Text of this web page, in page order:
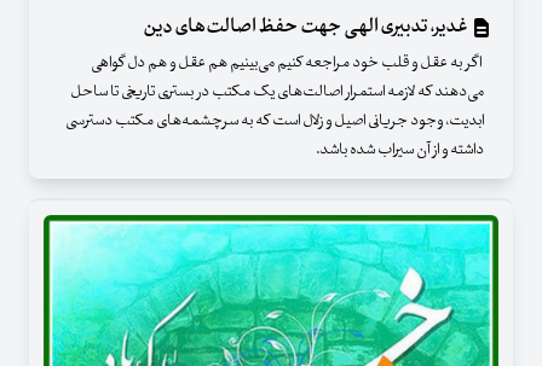
غدیر، تدبیری الهی جهت حفظ اصالت‌های دین
اگر به عقل و قلب خود مراجعه کنیم می‌بینیم هم عقل و هم دل گواهی
می‌دهند که لازمه استمرار اصالت‌های یک مکتب در بستری تاریخی تا ساحل
ابدیت، وجود جریانی اصیل و زلال است که به سرچشمه‌های مکتب دسترسی
داشته و از آن سیراب شده باشد.